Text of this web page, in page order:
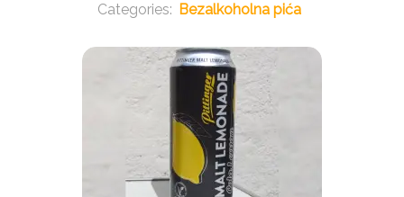
Bezalkoholna pića